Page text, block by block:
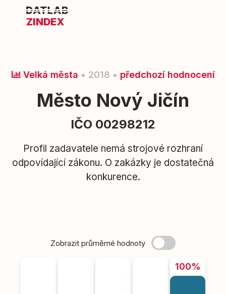
ZINDEX
Velká města • 2018 • předchozí hodnocení
Město Nový Jičín
IČO 00298212
Profil zadavatele nemá strojové rozhraní
odpovídající zákonu. O zakázky je dostatečná
konkurence.
Zobrazit průměrné hodnoty
100%